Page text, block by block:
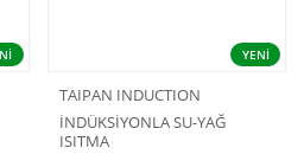
YENİ
TAIPAN INDUCTION
İNDÜKSİYONLA SU-YAĞ
ISITMA